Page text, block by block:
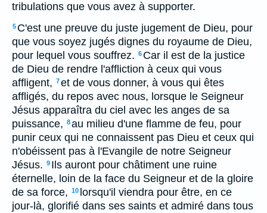
tribulations que vous avez à supporter.
5 C'est une preuve du juste jugement de Dieu, pour
que vous soyez jugés dignes du royaume de Dieu,
pour lequel vous souffrez. 6 Car il est de la justice
de Dieu de rendre l'affliction à ceux qui vous
affligent, 7et de vous donner, à vous qui êtes
affligés, du repos avec nous, lorsque le Seigneur
Jésus apparaîtra du ciel avec les anges de sa
puissance, 8au milieu d'une flamme de feu, pour
punir ceux qui ne connaissent pas Dieu et ceux qui
n'obéissent pas à l'Evangile de notre Seigneur
Jésus. 9 Ils auront pour châtiment une ruine
éternelle, loin de la face du Seigneur et de la gloire
de sa force, 10 lorsqu'il viendra pour être, en ce
jour-là, glorifié dans ses saints et admiré dans tous